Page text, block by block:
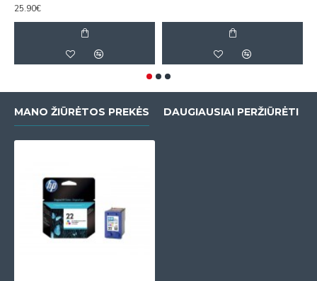
25.90€
MANO ŽIŪRĖTOS PREKĖS DAUGIAUSIAI PERŽIŪRĖTI